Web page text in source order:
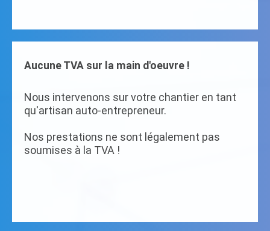
Aucune TVA sur la main d'oeuvre !
Nous intervenons sur votre chantier en tant
qu'artisan auto-entrepreneur.
Nos prestations ne sont légalement pas
soumises à la TVA !